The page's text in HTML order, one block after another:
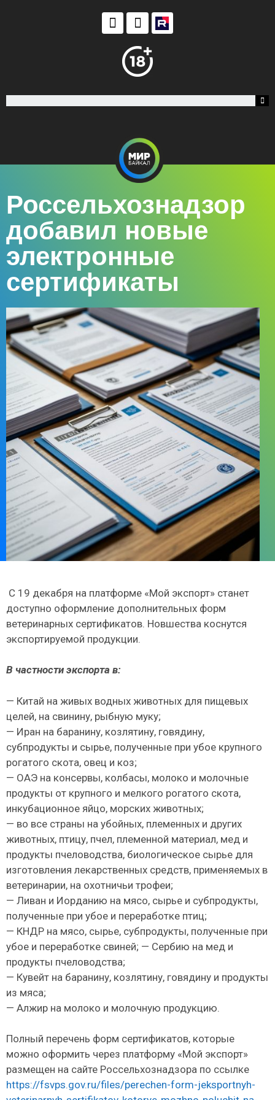
Россельхознадзор
добавил новые
электронные
сертификаты
С 19 декабря на платформе «Мой экспорт» станет
доступно оформление дополнительных форм
ветеринарных сертификатов. Новшества коснутся
экспортируемой продукции.
В частности экспорта в:
— Китай на живых водных животных для пищевых
целей, на свинину, рыбную муку;
— Иран на баранину, козлятину, говядину,
субпродукты и сырье, полученные при убое крупного
рогатого скота, овец и коз;
— ОАЭ на консервы, колбасы, молоко и молочные
продукты от крупного и мелкого рогатого скота,
инкубационное яйцо, морских животных;
— во все страны на убойных, племенных и других
животных, птицу, пчел, племенной материал, мед и
продукты пчеловодства, биологическое сырье для
изготовления лекарственных средств, применяемых в
ветеринарии, на охотничьи трофеи;
— Ливан и Иорданию на мясо, сырье и субпродукты,
полученные при убое и переработке птиц;
— КНДР на мясо, сырье, субпродукты, полученные при
убое и переработке свиней; — Сербию на мед и
продукты пчеловодства;
— Кувейт на баранину, козлятину, говядину и продукты
из мяса;
— Алжир на молоко и молочную продукцию.
Полный перечень форм сертификатов, которые
можно оформить через платформу «Мой экспорт»
размещен на сайте Россельхознадзора по ссылке
https://fsvps.gov.ru/files/perechen-form-jeksportnyh-